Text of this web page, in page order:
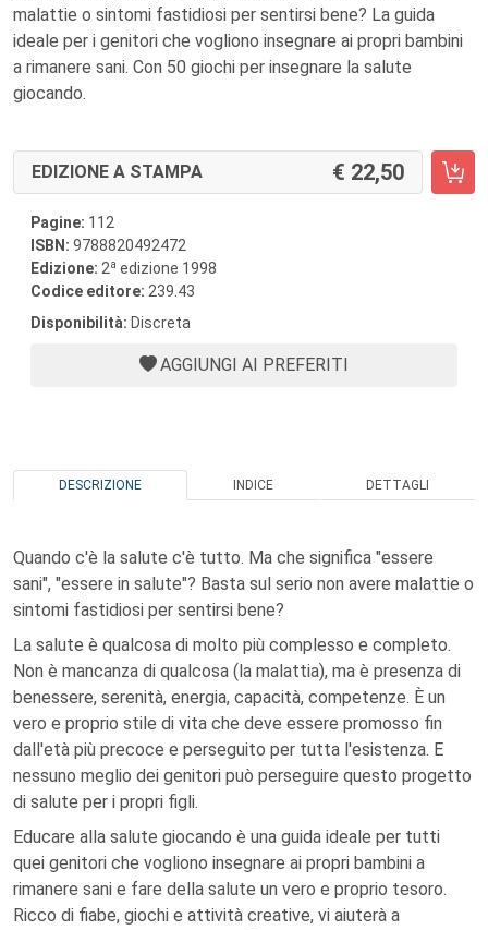
malattie o sintomi fastidiosi per sentirsi bene? La guida
ideale per i genitori che vogliono insegnare ai propri bambini
a rimanere sani. Con 50 giochi per insegnare la salute
giocando.
EDIZIONE A STAMPA 22,50
Pagine: 112
ISBN: 9788820492472
Edizione: 2a edizione 1998
Codice editore: 239.43
Disponibilità: Discreta
AGGIUNGI AI PREFERITI
DESCRIZIONE INDICE DETTAGLI
Quando c'è la salute c'è tutto. Ma che significa "essere
sani", "essere in salute"? Basta sul serio non avere malattie o
sintomi fastidiosi per sentirsi bene?
La salute è qualcosa di molto più complesso e completo.
Non è mancanza di qualcosa (la malattia), ma è presenza di
benessere, serenità, energia, capacità, competenze. È un
vero e proprio stile di vita che deve essere promosso fin
dall'età più precoce e perseguito per tutta l'esistenza. E
nessuno meglio dei genitori può perseguire questo progetto
di salute per i propri figli.
Educare alla salute giocando è una guida ideale per tutti
quei genitori che vogliono insegnare ai propri bambini a
rimanere sani e fare della salute un vero e proprio tesoro.
Ricco di fiabe, giochi e attività creative, vi aiuterà a